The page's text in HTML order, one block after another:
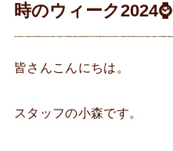
時のウィーク2024⌚
皆さんこんにちは。
スタッフの小森です。